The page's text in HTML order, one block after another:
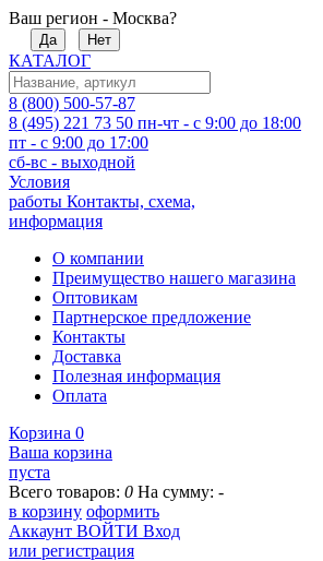
Ваш регион - Москва?
Да Нет
КАТАЛОГ
8 (800) 500-57-87
8 (495) 221 73 50 пн-чт - с 9:00 до 18:00
пт - с 9:00 до 17:00
сб-вс - выходной
Условия
работы Контакты, схема,
информация
О компании
Преимущество нашего магазина
Оптовикам
Партнерское предложение
Контакты
Доставка
Полезная информация
Оплата
Корзина 0
Ваша корзина
пуста
Всего товаров: 0 На сумму: -
в корзину оформить
Аккаунт ВОЙТИ Вход
или регистрация